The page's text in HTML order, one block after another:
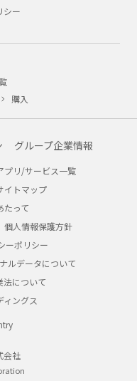
シー
購入
グループ企業情報
プリ/サービス一覧
イトマップ
たって
個人情報保護方針
ーポリシー
ルデータについて
法について
ィングス
会社